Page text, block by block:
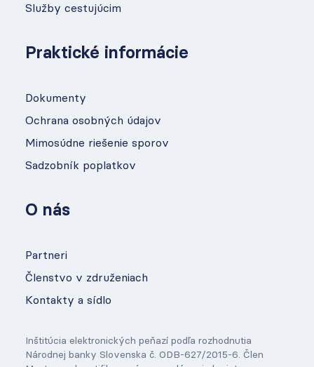
Služby cestujúcim
Praktické informácie
Dokumenty
Ochrana osobných údajov
Mimosúdne riešenie sporov
Sadzobník poplatkov
O nás
Partneri
Členstvo v združeniach
Kontakty a sídlo
Inštitúcia elektronických peňazí podľa rozhodnutia
Národnej banky Slovenska č. ODB-627/2015-6. Člen